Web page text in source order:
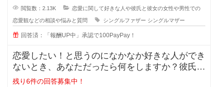
閲覧数：2.13K 恋愛に関して好きな人や彼氏と彼女の女性や男性での
恋愛観などの相談や悩みと質問 シングルファザー シングルマザー
回答済：「報酬UP中」承認で100PayPay！
恋愛したい！と思うのになかなか好きな人ができ
ないとき、あなただったら何をしますか？彼氏が
欲しい！彼女がほしい！と思ってい
残り6件の回答募集中！